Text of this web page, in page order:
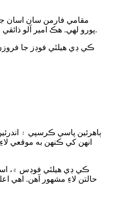
مقامي فارمن سان اسان
پورو لهي. هڪ امير آلو ذائقي ۽ هڪ اطمينان بخش بناوت سان، اهي هيش براؤن پچائڻ ۾ آسان آهن - ڇا پڪل، تريل، يا هوا ۾ تريل - ذائقي سان سمجهوتو ڪرڻ کان سواءِ سهولت پيش ڪن ٿا.
ڪي ڊي هيلٿي فوڊز جا
انهن کي ڪنهن به موقعي
ڪي ڊي هيلٿي فوڊس ۾،
حالتن لاءِ مشهور آهن. اهي